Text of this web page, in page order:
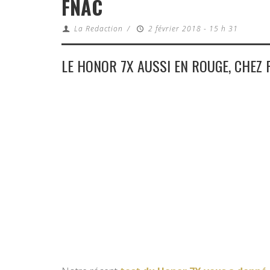
FNAC
La Redaction / 2 février 2018 - 15 h 31
LE HONOR 7X AUSSI EN ROUGE, CHEZ